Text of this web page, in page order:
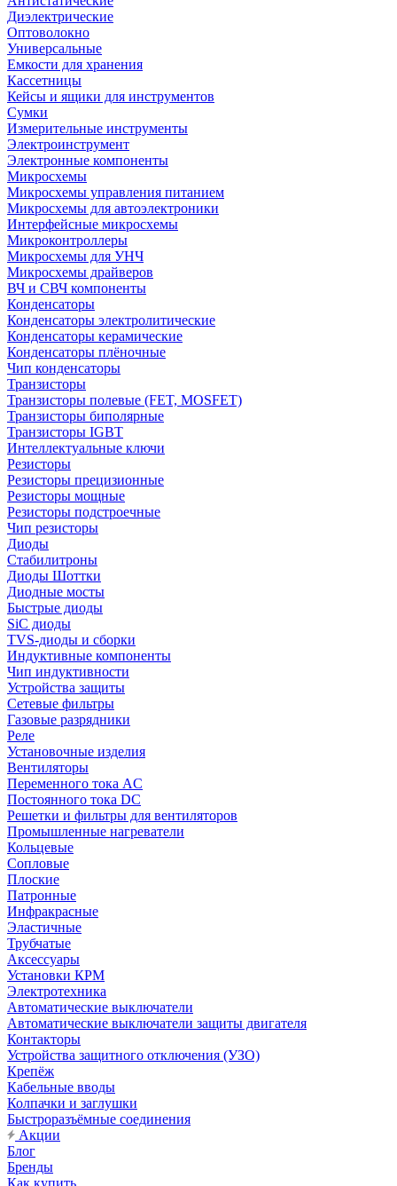
Диэлектрические
Оптоволокно
Универсальные
Емкости для хранения
Кассетницы
Кейсы и ящики для инструментов
Сумки
Измерительные инструменты
Электроинструмент
Электронные компоненты
Микросхемы
Микросхемы управления питанием
Микросхемы для автоэлектроники
Интерфейсные микросхемы
Микроконтроллеры
Микросхемы для УНЧ
Микросхемы драйверов
ВЧ и СВЧ компоненты
Конденсаторы
Конденсаторы электролитические
Конденсаторы керамические
Конденсаторы плёночные
Чип конденсаторы
Транзисторы
Транзисторы полевые (FET, MOSFET)
Транзисторы биполярные
Транзисторы IGBT
Интеллектуальные ключи
Резисторы
Резисторы прецизионные
Резисторы мощные
Резисторы подстроечные
Чип резисторы
Диоды
Стабилитроны
Диоды Шоттки
Диодные мосты
Быстрые диоды
SiC диоды
TVS-диоды и сборки
Индуктивные компоненты
Чип индуктивности
Устройства защиты
Сетевые фильтры
Газовые разрядники
Реле
Установочные изделия
Вентиляторы
Переменного тока AC
Постоянного тока DC
Решетки и фильтры для вентиляторов
Промышленные нагреватели
Кольцевые
Сопловые
Плоские
Патронные
Инфракрасные
Эластичные
Трубчатые
Аксессуары
Установки КРМ
Электротехника
Автоматические выключатели
Автоматические выключатели защиты двигателя
Контакторы
Устройства защитного отключения (УЗО)
Крепёж
Кабельные вводы
Колпачки и заглушки
Быстроразъёмные соединения
Акции
Блог
Бренды
Как купить